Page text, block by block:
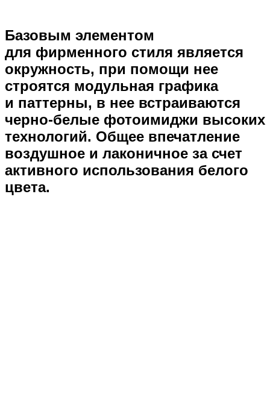
Базовым элементом
для фирменного стиля является
окружность, при помощи нее
строятся модульная графика
и паттерны, в нее встраиваются
черно-белые фотоимиджи высоких
технологий. Общее впечатление
воздушное и лаконичное за счет
активного использования белого
цвета.